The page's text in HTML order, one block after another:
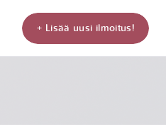
+ Lisää uusi ilmoitus!